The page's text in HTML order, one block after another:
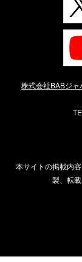
株式会社BABジャ
本サイトの掲載内
製、転